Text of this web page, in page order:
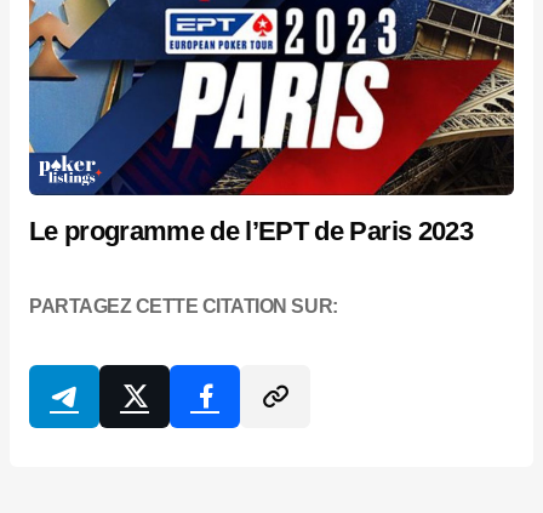
Le programme de l’EPT de Paris 2023
PARTAGEZ CETTE CITATION SUR: